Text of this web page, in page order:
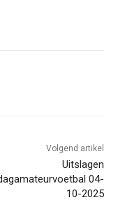
Volgend artikel
Uitslagen
04-
10-2025